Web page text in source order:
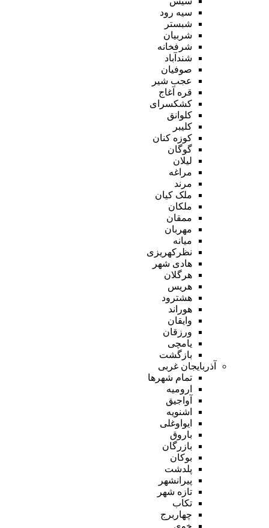
سیه رود
شبستر
شربیان
شرفخانه
شندآباد
صوفیان
عجب شیر
قره آغاج
کشکسرای
کلوانق
کلیبر
کوزه کنان
گوگان
لیلان
مراغه
مرند
ملک کیان
ملکان
ممقان
مهربان
میانه
نظرکهریزی
هادی شهر
هرگلان
هریس
هشترود
هوراند
وایقان
ورزقان
یامچی
بازگشت
آذربایجان غربی
تمام شهر‌ها
ارومیه
آواجیق
اشنویه
ایواوغلی
باروق
بازرگان
بوکان
پلدشت
پیرانشهر
تازه شهر
تکاب
چهاربرج
خوی